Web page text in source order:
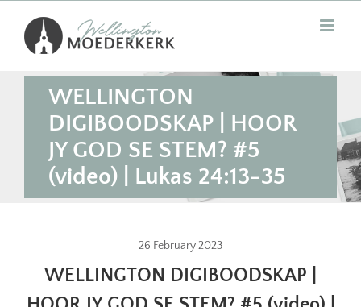
content
WELLINGTON
DIGIBOODSKAP | HOOR
JY GOD SE STEM? #5
(video) | Lukas 24:13-35
26 February 2023
WELLINGTON DIGIBOODSKAP |